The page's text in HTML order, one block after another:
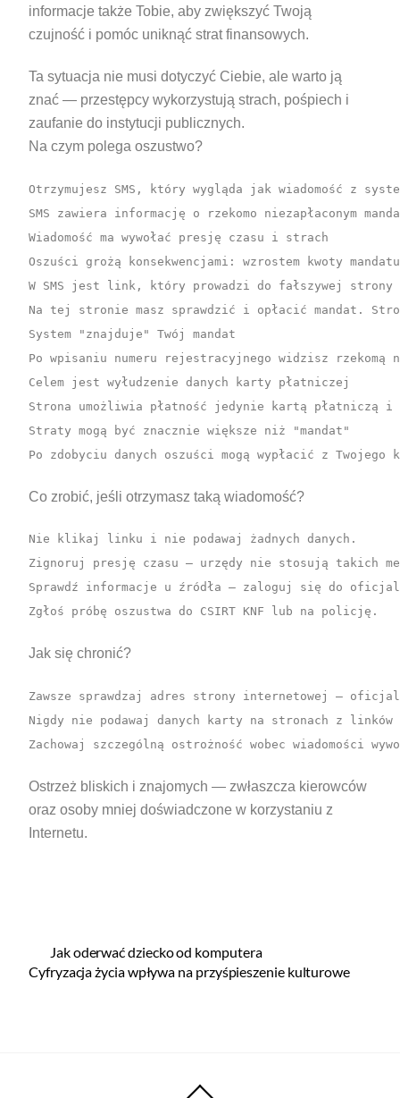
informacje także Tobie, aby zwiększyć Twoją
czujność i pomóc uniknąć strat finansowych.
Ta sytuacja nie musi dotyczyć Ciebie, ale warto ją
znać — przestępcy wykorzystują strach, pośpiech i
zaufanie do instytucji publicznych.
Na czym polega oszustwo?
Otrzymujesz SMS, który wygląda jak wiadomość z
SMS zawiera informację o rzekomo niezapłaconym
Wiadomość ma wywołać presję czasu i strach
Oszuści grożą konsekwencjami: wzrostem kwoty
W SMS jest link, który prowadzi do fałszywej strony
Na tej stronie masz sprawdzić i opłacić mandat.
System "znajduje" Twój mandat
Po wpisaniu numeru rejestracyjnego widzisz
Celem jest wyłudzenie danych karty płatniczej
Strona umożliwia płatność jedynie kartą płatniczą i
Straty mogą być znacznie większe niż "mandat"
Po zdobyciu danych oszuści mogą wypłacić z
Co zrobić, jeśli otrzymasz taką wiadomość?
Nie klikaj linku i nie podawaj żadnych danych.
Zignoruj presję czasu — urzędy nie stosują takich
Sprawdź informacje u źródła — zaloguj się do
Zgłoś próbę oszustwa do CSIRT KNF lub na policję.
Jak się chronić?
Zawsze sprawdzaj adres strony internetowej —
Nigdy nie podawaj danych karty na stronach z linków
Zachowaj szczególną ostrożność wobec wiadomości
Ostrzeż bliskich i znajomych — zwłaszcza kierowców
oraz osoby mniej doświadczone w korzystaniu z
Internetu.
Jak oderwać dziecko od komputera
Cyfryzacja życia wpływa na przyśpieszenie kulturowe